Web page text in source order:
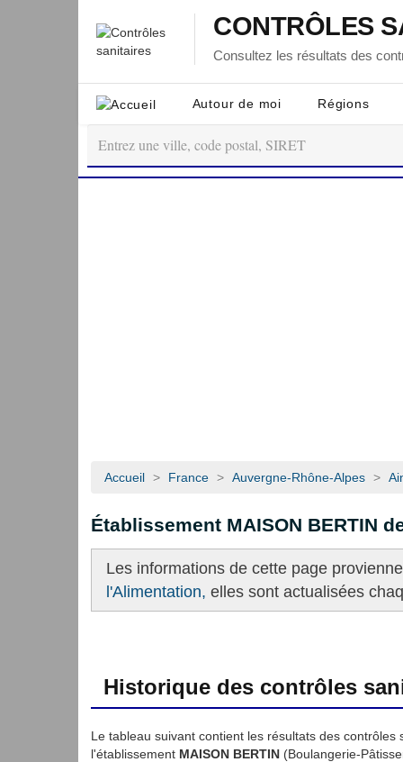
CONTRÔLES
Consultez les résultats des
Autour de moi Régions
Accueil > France > Auvergne-Rhône-Alpes >
Établissement MAISON BERTIN
Les informations de cette page
l'Alimentation, elles sont actualisées
Historique des contrôles
Le tableau suivant contient les résultats des contrôles
l'établissement MAISON BERTIN (Boulangerie-